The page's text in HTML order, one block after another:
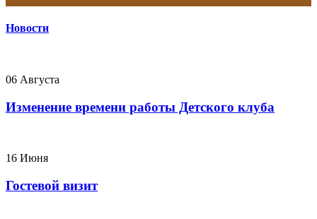
Новости
06 Августа
Изменение времени работы Детского клуба
16 Июня
Гостевой визит